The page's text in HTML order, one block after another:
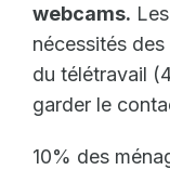
webcams.
nécessités
du télétravail
garder le
10% des